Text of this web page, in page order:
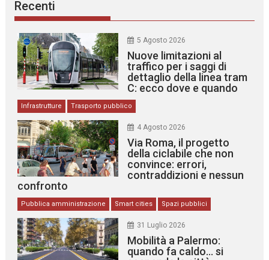
Recenti
5 Agosto 2026
Nuove limitazioni al
traffico per i saggi di
dettaglio della linea tram
C: ecco dove e quando
Infrastrutture Trasporto pubblico
4 Agosto 2026
Via Roma, il progetto
della ciclabile che non
convince: errori,
contraddizioni e nessun
confronto
Pubblica amministrazione Smart cities Spazi pubblici
31 Luglio 2026
Mobilità a Palermo:
quando fa caldo… si